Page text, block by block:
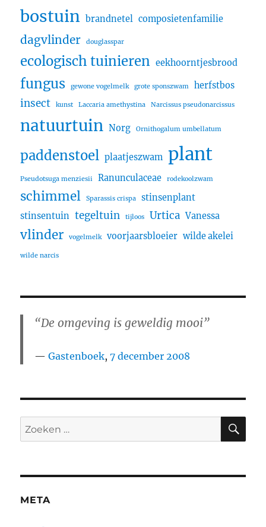
bostuin brandnetel composietenfamilie
dagvlinder douglasspar
ecologisch tuinieren eekhoorntjesbrood
fungus gewone vogelmelk grote sponszwam herfstbos
insect kunst Laccaria amethystina Narcissus pseudonarcissus
natuurtuin Norg Ornithogalum umbellatum
paddenstoel plaatjeszwam plant
Pseudotsuga menziesii Ranunculaceae rodekoolzwam
schimmel Sparassis crispa
stinsenplant
stinsentuin tegeltuin tijloos Urtica Vanessa
vlinder vogelmelk voorjaarsbloeier wilde akelei
wilde narcis
“De omgeving is geweldig mooi”
Gastenboek,7 december 2008
Zoeken
naar:
META